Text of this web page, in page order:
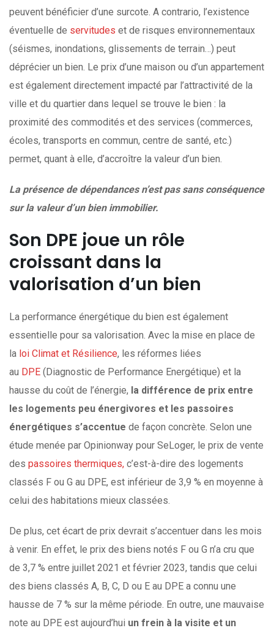
peuvent bénéficier d’une surcote. A contrario, l’existence
éventuelle de servitudes et de risques environnementaux
(séismes, inondations, glissements de terrain…) peut
déprécier un bien. Le prix d’une maison ou d’un appartement
est également directement impacté par l’attractivité de la
ville et du quartier dans lequel se trouve le bien : la
proximité des commodités et des services (commerces,
écoles, transports en commun, centre de santé, etc.)
permet, quant à elle, d’accroître la valeur d’un bien.
La présence de dépendances n’est pas sans conséquence
sur la valeur d’un bien immobilier.
Son DPE joue un rôle
croissant dans la
valorisation d’un bien
La performance énergétique du bien est également
essentielle pour sa valorisation. Avec la mise en place de
la loi Climat et Résilience, les réformes liées
au DPE (Diagnostic de Performance Energétique) et la
hausse du coût de l’énergie, la différence de prix entre
les logements peu énergivores et les passoires
énergétiques s’accentue de façon concrète. Selon une
étude menée par Opinionway pour SeLoger, le prix de vente
des passoires thermiques, c’est-à-dire des logements
classés F ou G au DPE, est inférieur de 3,9 % en moyenne à
celui des habitations mieux classées.
De plus, cet écart de prix devrait s’accentuer dans les mois
à venir. En effet, le prix des biens notés F ou G n’a cru que
de 3,7 % entre juillet 2021 et février 2023, tandis que celui
des biens classés A, B, C, D ou E au DPE a connu une
hausse de 7 % sur la même période. En outre, une mauvaise
note au DPE est aujourd’hui un frein à la visite et un